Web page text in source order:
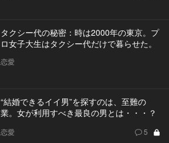
タクシー代の秘密：時は2000年の東京。プ
ロ女子大生はタクシー代だけで暮らせた。
恋愛
“結婚できるイイ男”を探すのは、至難の
業。女が利用すべき最良の男とは・・・？
恋愛 5